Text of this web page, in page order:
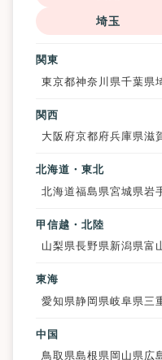
埼玉
関東
東京都神奈川県千葉県
関西
大阪府京都府兵庫県滋
北海道・東北
北海道福島県宮城県岩
甲信越・北陸
山梨県長野県新潟県富
東海
愛知県静岡県岐阜県 三
中国
鳥取県島根県 岡山県広